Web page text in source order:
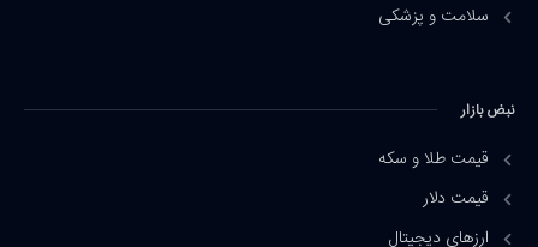
سلامت و پزشکی
نبض بازار
قیمت طلا و سکه
قیمت دلار
ارزهای دیجیتال